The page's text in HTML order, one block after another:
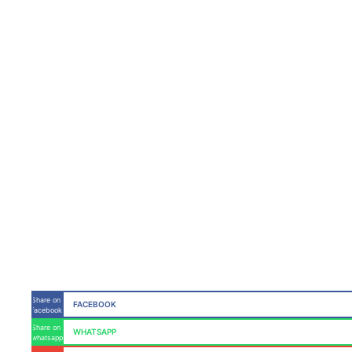
Share on
facebook
FACEBOOK
Share on
whatsapp
WHATSAPP